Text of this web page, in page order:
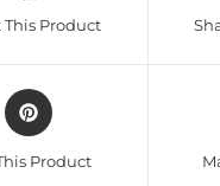
This Product
Product